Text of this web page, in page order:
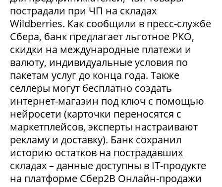
пострадали при ЧП на складах
Wildberries. Как сообщили в пресс-службе
Сбера, банк предлагает льготное РКО,
скидки на международные платежи и
валюту, индивидуальные условия по
пакетам услуг до конца года. Также
селлеры могут бесплатно создать
интернет-магазин под ключ с помощью
нейросети (карточки переносятся с
маркетплейсов, эксперты настраивают
рекламу и доставку). Банк сохранил
историю остатков на пострадавших
складах – данные доступны в IT-продукте
на платформе Сбер2В Онлайн-продажи